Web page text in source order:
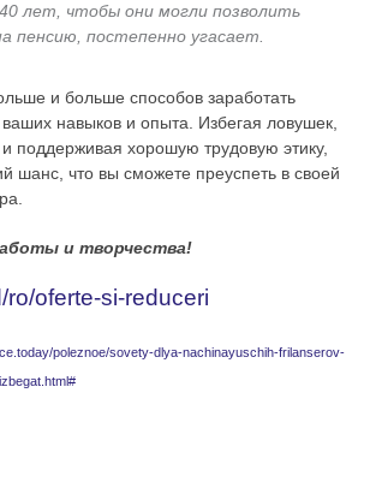
лет, чтобы они могли позволить
пенсию, постепенно угасает.
и больше способов заработать
навыков и опыта. Избегая ловушек,
поддерживая хорошую трудовую этику,
шанс, что вы сможете преуспеть в своей
и творчества!
ro/oferte-si-reduceri
poleznoe/sovety-dlya-nachinayuschih-frilanserov-